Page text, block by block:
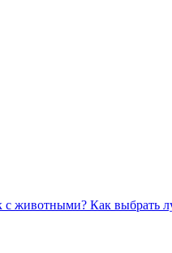
животными? Как выбрать